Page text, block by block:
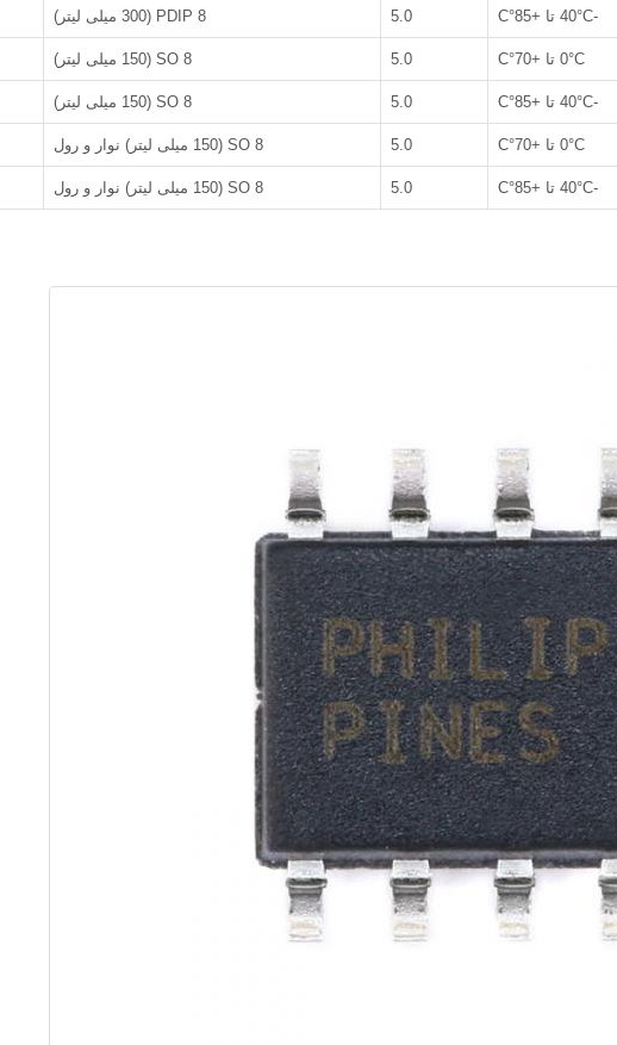
-40°C تا +85°C 5.0 8 PDIP (300 میلی لیتر)
0°C تا +70°C 5.0 8 SO (150 میلی لیتر)
-40°C تا +85°C 5.0 8 SO (150 میلی لیتر)
0°C تا +70°C 5.0 8 SO (150 میلی لیتر) نوار و رول
-40°C تا +85°C 5.0 8 SO (150 میلی لیتر) نوار و رول